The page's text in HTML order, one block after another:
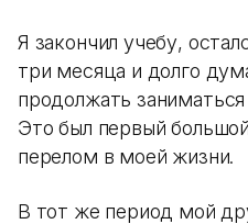
Я закончил учебу,
три месяца и долго
продолжать
Это был первый
перелом в моей жизни.
В тот же период мой